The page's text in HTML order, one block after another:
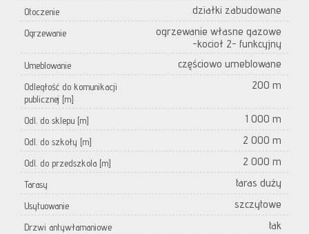
Otoczenie działki zabudowane
Ogrzewanie
ogrzewanie własne gazowe
-kocioł 2- funkcyjny
Umeblowanie częściowo umeblowane
Odległość do komunikacji
publicznej [m]
200 m
Odl. do sklepu [m] 1 000 m
Odl. do szkoły [m] 2 000 m
Odl. do przedszkola [m] 2 000 m
Tarasy taras duży
Usytuowanie szczytowe
Drzwi antywłamaniowe tak